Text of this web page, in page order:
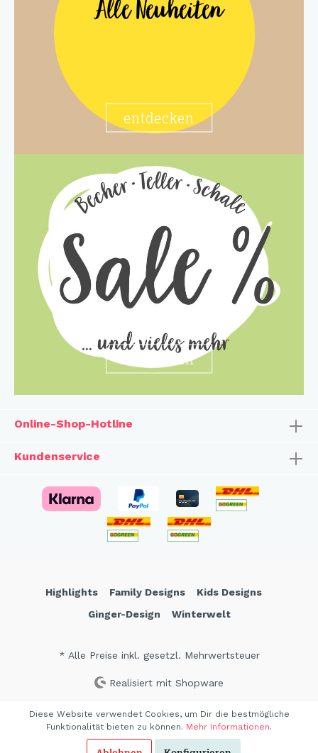
Alle Neuheiten
entdecken
entdecken
Online-Shop-Hotline
Kundenservice
Highlights Family Designs
Kids Designs
Ginger-Design
Winterwelt
* Alle Preise inkl. gesetzl. Mehrwertsteuer
Realisiert mit Shopware
Diese Website verwendet Cookies, um Dir die bestmögliche
Funktionalität bieten zu können. Mehr Informationen.